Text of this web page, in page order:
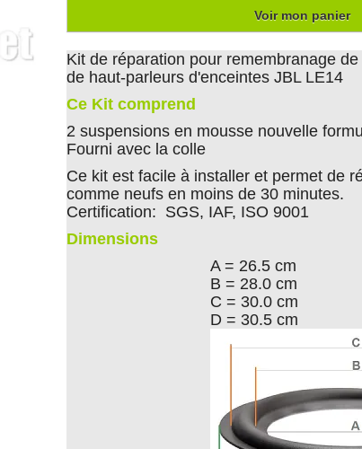
Voir mon panier
Kit de réparation pour remembranage
de haut-parleurs d'enceintes JBL LE14
Ce Kit comprend
2 suspensions en mousse nouvelle
Fourni avec la colle
Ce kit est facile à installer et permet de
comme neufs en moins de 30 minutes.
Certification: SGS, IAF, ISO 9001
Dimensions
A = 26.5 cm
B = 28.0 cm
C = 30.0 cm
D = 30.5 cm